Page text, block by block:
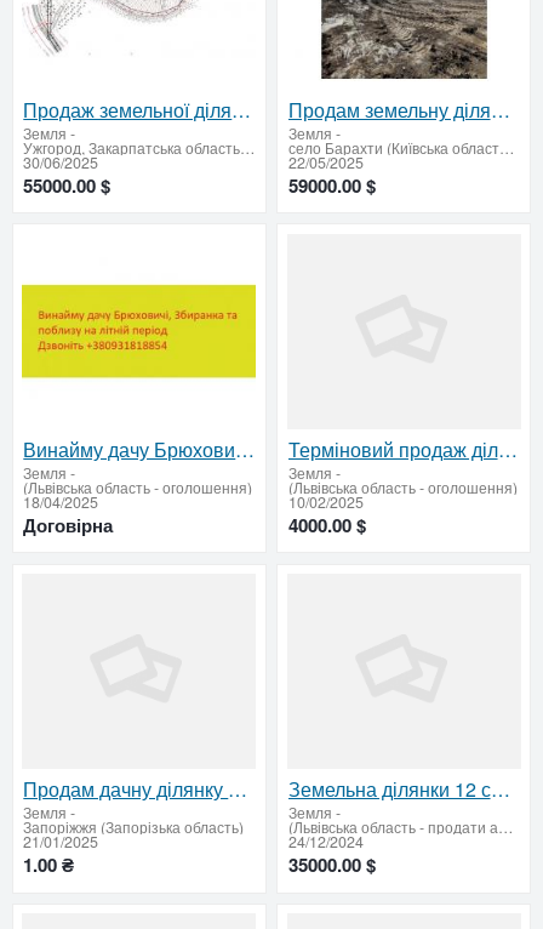
Продаж земельної ділянки для будівництва туристичної інфраструктури
Земля -
Ужгород, Закарпатська область (Закарпатська область - придбати або продати)
30/06/2025
55000.00 $
Продам земельну ділянку під забудову у Васильківському районі
Земля -
село Барахти (Київська область - продати купити)
22/05/2025
59000.00 $
Винайму дачу Брюховичі, Збиранка та поблизу на літній період
Земля -
(Львівська область - оголошення)
18/04/2025
Договірна
Терміновий продаж ділянки в селі Рихтичі, 5 км від Дрогобича
Земля -
(Львівська область - оголошення)
10/02/2025
4000.00 $
Продам дачну ділянку в затишному районі
Земля -
Запоріжжя (Запорізька область)
21/01/2025
1.00 ₴
Земельна ділянки 12 соток у селі Чишки
Земля -
(Львівська область - продати або придбати)
24/12/2024
35000.00 $